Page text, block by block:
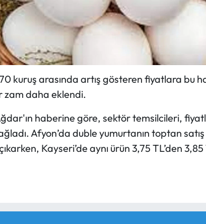
kuruş arasında artış gösteren fiyatlara bu
zam daha eklendi.
haberine göre, sektör temsilcileri,
Afyon’da duble yumurtanın toptan satış
Kayseri’de aynı ürün 3,75 TL’den 3,85